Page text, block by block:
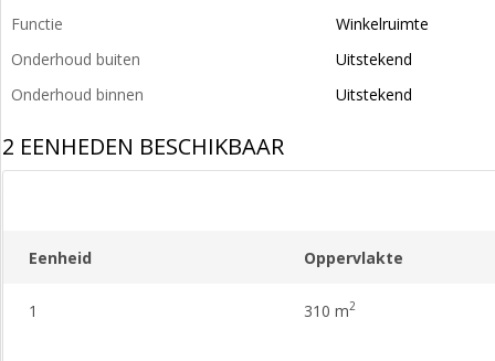
Functie
Winkelruimte
Onderhoud buiten
Uitstekend
Onderhoud binnen
Uitstekend
2 EENHEDEN BESCHIKBAAR
Eenheid Oppervlakte
1 310 m2